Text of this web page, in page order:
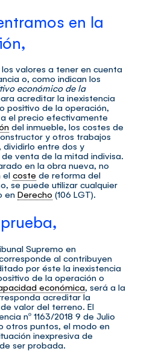
en la
valores a tener en cuenta
o, como indican los
económico de la
acreditar la inexistencia
positivo de la operación,
el precio efectivamente
del inmueble, los costes de
y otros trabajos
dividirlo entre dos y
venta de la mitad indivisa.
en la obra nueva, no
el coste de reforma del
se puede utilizar cualquier
en Derecho (106 LGT).
Supremo en
al contribuyen
por éste la inexistencia
de la operación o
económica, será a la
acreditar la
valor del terreno. El
nº 1163/2018 9 de Julio
otros puntos, el modo en
inexpresiva de
ser probada.